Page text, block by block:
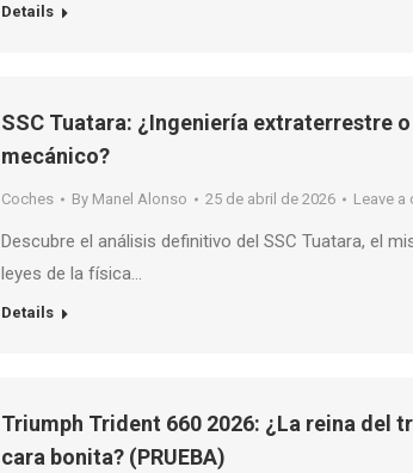
Details
SSC Tuatara: ¿Ingeniería extraterrestre
mecánico?
Coches By Manel Alonso 25 de abril de 2026 Leave a
Descubre el análisis definitivo del SSC Tuatara, el
leyes de la física…
Details
Triumph Trident 660 2026: ¿La reina del
cara bonita? (PRUEBA)